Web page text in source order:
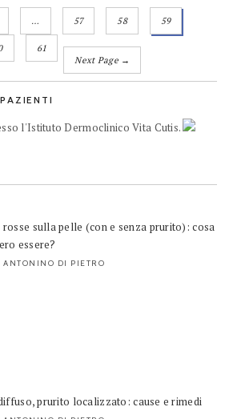
… 57 58 59
61
Next Page →
l'Istituto Dermoclinico Vita Cutis.
rosse sulla pelle (con e senza prurito): cosa
essere?
ANTONINO DI PIETRO
prurito localizzato: cause e rimedi